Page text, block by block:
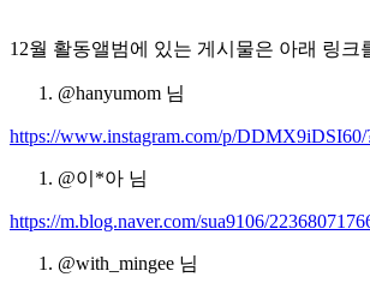
12월 활동앨범에 있는 게시물은 아래 링
@hanyumom 님
https://www.instagram.com/p/
@이*아 님
https://m.blog.naver.com/sua9106/
@with_mingee 님